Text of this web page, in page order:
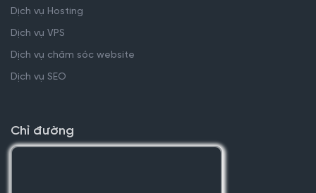
Dịch vụ Hosting
Dịch vụ VPS
Dịch vụ chăm sóc website
Dịch vụ SEO
Chỉ đường